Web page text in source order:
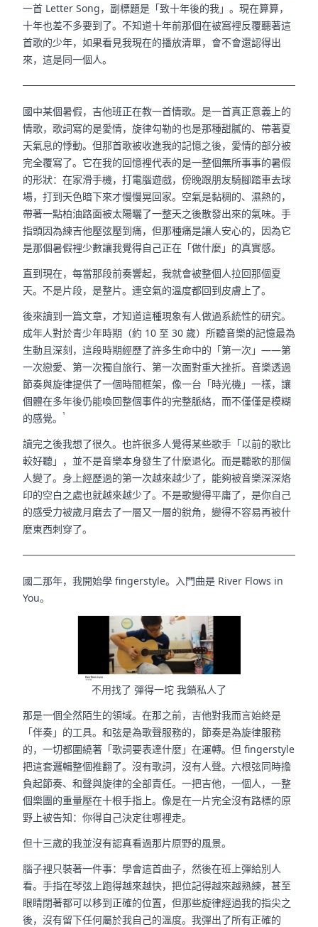
一首 Letter Song，副標題是「致十年後的我」。現在算算，
十年也差不多要到了。不知道十年前那個在被窩裡反覆聽著這
首歌的少年，如果看見我現在的播放清單，會不會還認得出
來，這是同一個人。
國中某個暑假，吉他班正在教一首情歌。是一首真正意義上的
情歌，歌詞寫的是愛情，旋律勾勒的也是那種甜膩的、帶著夏
天氣息的悸動。但那首歌被收進我的記憶之後，愛情的部分被
完全覆寫了。它在我的回憶裡代表的是一整個無所事事的暑假
的形狀：在家滑手機，打電腦遊戲，傍晚跟朋友騎腳踏車去球
場，打到天色暗下來才慢慢晃回家。空氣是黏稠的、濕熱的，
帶著一點柏油路面被太陽曬了一整天之後散發出來的氣味。手
指頭因為練吉他壓弦壓到痛，但那種痛是讓人安心的，因為它
是那個暑假裡少數讓我覺得自己正在「做什麼」的真實感。
直到現在，每當那段前奏響起，我就會被整個人拉回那個夏
天。不是片段，是整片。連空氣的溫度都回到皮膚上了。
後來讀到一篇文章，才知道這種現象有人做過系統性的研究。
成年人對於青少年時期（約 10 至 30 歲）所聽音樂的記憶最為
生動且深刻，這段時期經歷了許多生命中的「第一次」——第
一次戀愛、第一次獨自旅行、第一次面對重大挫折。音樂透過
節奏與旋律提供了一個時間框架，像一台「時光機」一樣，讓
個體在多年後仍能喚回整個事件的完整脈絡，而不僅僅是模糊
的感覺。
¹
讀完之後我想了很久。也許很多人覺得某些歌手「以前的歌比
較好聽」，並不是音樂本身發生了什麼退化。而是聽歌的那個
人變了。身上經歷過的第一次越來越少了，能夠被音樂深深烙
印的空白之處也就越來越少了。不是歌變得平庸了，是你自己
的感受力被歲月磨去了一層又一層的銳角，變得不容易再被什
麼東西刺穿了。
國二那年，我開始學 fingerstyle。入門曲是 River Flows in
You。
不用找了 彈得一坨 我鎖私人了
那是一個全然陌生的領域。在那之前，吉他對我而言始終是
「伴奏」的工具。和弦是為歌聲服務的，節奏是為旋律服務
的，一切都圍繞著「歌詞要表達什麼」在運轉。但 fingerstyle
把這套邏輯整個推翻了。沒有歌詞，沒有人聲。六根弦同時擔
負起節奏、和聲與旋律的全部責任。一把吉他，一個人，一整
個樂團的重量壓在十根手指上。像是在一片完全沒有路標的原
野上被告知：你得自己決定往哪裡走。
但十三歲的我並沒有認真看過那片原野的風景。
腦子裡只裝著一件事：學會這首曲子，然後在班上彈給別人
看。手指在琴弦上跑得越來越快，把位記得越來越熟練，甚至
眼睛閉著都可以移到正確的位置，但那些旋律經過我的指尖之
後，沒有留下任何屬於我自己的溫度。我彈出了所有正確的